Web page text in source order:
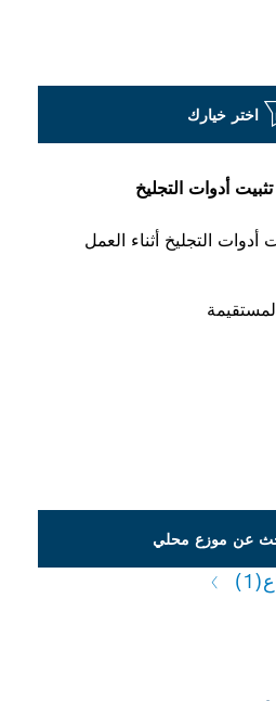
أدوات التجليخ
التجليخ أثناء العمل
اختر خيارك
عن موزع محلي
(1)